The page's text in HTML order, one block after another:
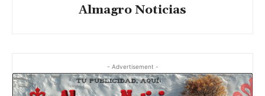
Almagro Noticias
- Advertisement -